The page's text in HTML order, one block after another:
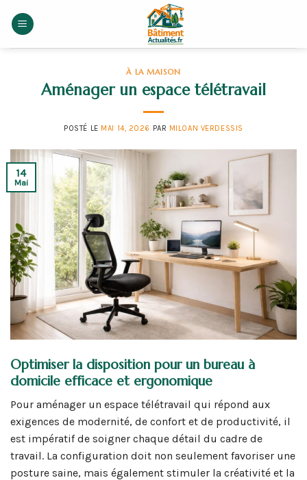
À LA MAISON
Aménager un espace télétravail
POSTÉ LE MAI 14, 2026 PAR MILOAN VERDESSIS
14
Mai
Optimiser la disposition pour un bureau à
domicile efficace et ergonomique
Pour aménager un espace télétravail qui répond aux
exigences de modernité, de confort et de productivité, il
est impératif de soigner chaque détail du cadre de
travail. La configuration doit non seulement favoriser une
posture saine, mais également stimuler la créativité et la